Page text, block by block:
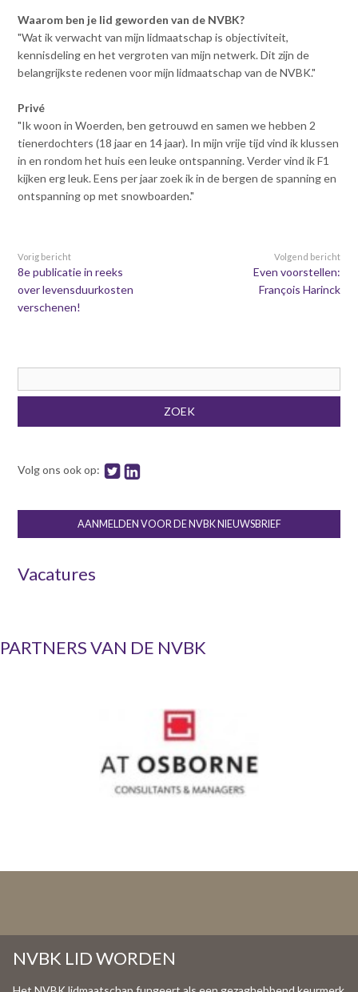
Waarom ben je lid geworden van de NVBK?
"Wat ik verwacht van mijn lidmaatschap is objectiviteit,
kennisdeling en het vergroten van mijn netwerk. Dit zijn de
belangrijkste redenen voor mijn lidmaatschap van de NVBK."
Privé
"Ik woon in Woerden, ben getrouwd en samen we hebben 2
tienerdochters (18 jaar en 14 jaar). In mijn vrije tijd vind ik klussen
in en rondom het huis een leuke ontspanning. Verder vind ik F1
kijken erg leuk. Eens per jaar zoek ik in de bergen de spanning en
ontspanning op met snowboarden."
Vorig bericht
8e publicatie in reeks
over levensduurkosten
verschenen!
Volgend bericht
Even voorstellen:
François Harinck
ZOEK
Volg ons ook op:
AANMELDEN VOOR DE NVBK NIEUWSBRIEF
Vacatures
PARTNERS VAN DE NVBK
NVBK LID WORDEN
Contact
Inloggen